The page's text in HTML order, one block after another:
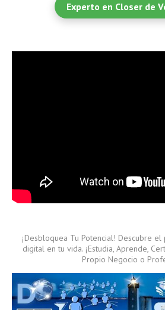
Experto en Closer de
¡Desbloquea Tu Potencial! Descubre
digital en tu vida. ¡Estudia, Aprende,
Propio Negocio o